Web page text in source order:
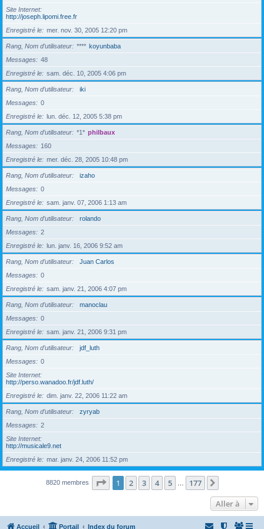
Site Internet
http://joseph.lipomi.free.fr
Enregistré le
mer. nov. 30, 2005 12:20 pm
Rang, Nom d’utilisateur **** koyunbaba
Messages
48
Enregistré le
sam. déc. 10, 2005 4:06 pm
Rang, Nom d’utilisateur
iki
Messages
0
Enregistré le
lun. déc. 12, 2005 5:38 pm
Rang, Nom d’utilisateur *1* philbaux
Messages
160
Enregistré le
mer. déc. 28, 2005 10:48 pm
Rang, Nom d’utilisateur
izaho
Messages
0
Enregistré le
sam. janv. 07, 2006 1:13 am
Rang, Nom d’utilisateur
rolando
Messages
2
Enregistré le
lun. janv. 16, 2006 9:52 am
Rang, Nom d’utilisateur
Juan Carlos
Messages
0
Enregistré le
sam. janv. 21, 2006 4:07 pm
Rang, Nom d’utilisateur
manoclau
Messages
0
Enregistré le
sam. janv. 21, 2006 9:31 pm
Rang, Nom d’utilisateur
jdf_luth
Messages
0
Site Internet
http://perso.wanadoo.fr/jdf.luth/
Enregistré le
dim. janv. 22, 2006 11:22 am
Rang, Nom d’utilisateur
zyryab
Messages
2
Site Internet
http://musicale9.net
Enregistré le
mar. janv. 24, 2006 11:52 pm
8820 membres Page 1sur177
1 2 3 4 5 177
Aller à
Accueil Portail Index du forum